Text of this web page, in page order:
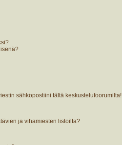
sähköpostiini tältä keskustelufoorumilta!
ja vihamiesten listoilta?